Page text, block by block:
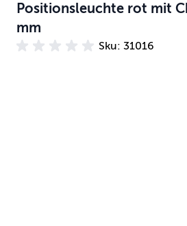
Positionsleuchte rot mit
mm
Sku: 31016